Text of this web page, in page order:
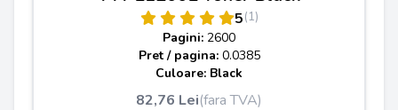
5(1)
Pagini: 2600
Pret / pagina: 0.0385
Culoare: Black
82,76 Lei(fara TVA)